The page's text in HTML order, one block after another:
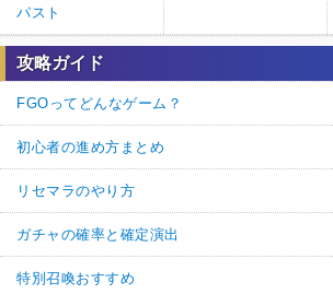
パスト
攻略ガイド
FGOってどんなゲーム？
初心者の進め方まとめ
リセマラのやり方
ガチャの確率と確定演出
特別召喚おすすめ